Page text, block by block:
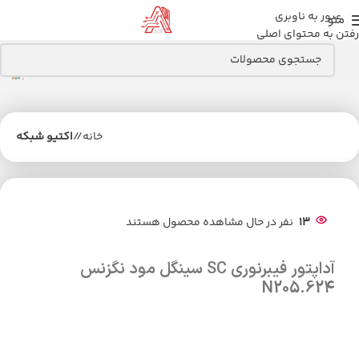
عبور به ناوبری
رفتن به محتوای اصلی
منو
خانه/ اکتیو شبکه
13 نفر در حال مشاهده محصول هستند
آداپتور فیبرنوری SC سینگل مود نگزنس
N205.624